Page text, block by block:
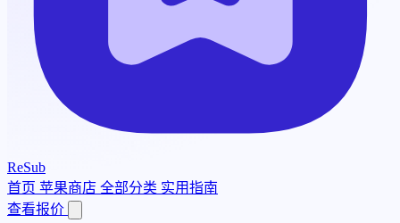
ReSub
首页 苹果商店 全部分类 实用指南
查看报价